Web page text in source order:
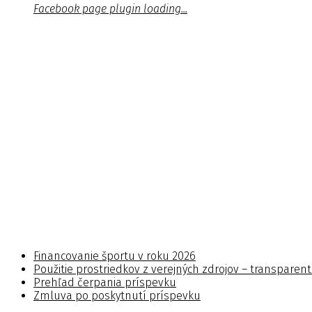
Facebook page plugin loading...
Financovanie športu v roku 2026
Použitie prostriedkov z verejných zdrojov –
Prehľad čerpania príspevku
Zmluva po poskytnutí príspevku